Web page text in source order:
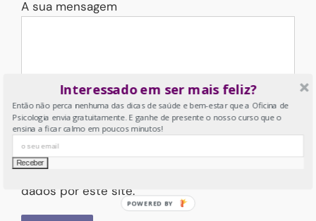
A sua mensagem
Please leave this field empty.
Ao usar este formulário, concorda com o
armazenamento e o gerenciamento dos seus
dados por este site.
Interessado em ser mais feliz?
Então não perca nenhuma das dicas de saúde e bem-estar que a Oficina de
Psicologia envia gratuitamente. E ganhe de presente o nosso curso que o
ensina a ficar calmo em poucos minutos!